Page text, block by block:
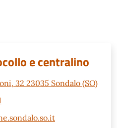
e centralino
32 23035 Sondalo (SO)